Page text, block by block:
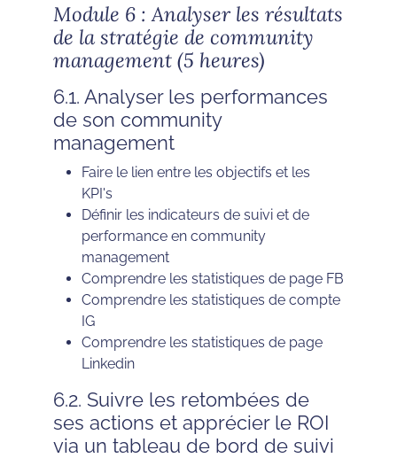
Module 6 : Analyser les résultats
de la stratégie de community
management (5 heures)
6.1. Analyser les performances
de son community
management
Faire le lien entre les objectifs et les
KPI's
Définir les indicateurs de suivi et de
performance en community
management
Comprendre les statistiques de page FB
Comprendre les statistiques de compte
IG
Comprendre les statistiques de page
Linkedin
6.2. Suivre les retombées de
ses actions et apprécier le ROI
via un tableau de bord de suivi